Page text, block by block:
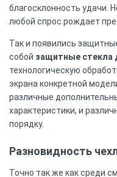
благосклонность удачи.
любой спрос рождает
Так и появились
собой защитные стекла
технологическую
экрана конкретной
различные
характеристики, и
порядку.
Разновидность
Точно так же как среди